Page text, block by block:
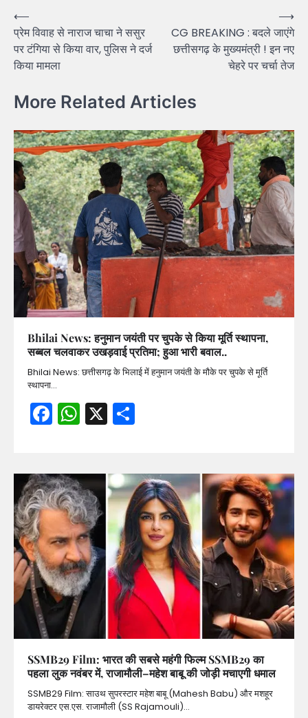
Post
navigation
⟵
प्रेम विवाह से नाराज चाचा ने ससुर
पर टंगिया से किया वार, पुलिस ने दर्ज
किया मामला
CG BREAKING : बदले जाएंगे
छत्तीसगढ़ के मुख्यमंत्री ! इन नए
चेहरे पर चर्चा तेज
⟶
More Related Articles
Bhilai News: हनुमान जयंती पर चुपके से किया मूर्ति स्थापना,
सब्बल चलवाकर उखड़वाई प्रतिमा; हुआ भारी बवाल..
Bhilai News: छत्तीसगढ़ के भिलाई में हनुमान जयंती के मौके पर चुपके से मूर्ति
स्थापना…
Facebook
WhatsApp
X
SSMB29 Film: भारत की सबसे महंगी फिल्म SSMB29 का
पहला लुक नवंबर में, राजामौली–महेश बाबू की जोड़ी मचाएगी धमाल
SSMB29 Film: साउथ सुपरस्टार महेश बाबू (Mahesh Babu) और मशहूर
डायरेक्टर एस.एस. राजामौली (SS Rajamouli)…